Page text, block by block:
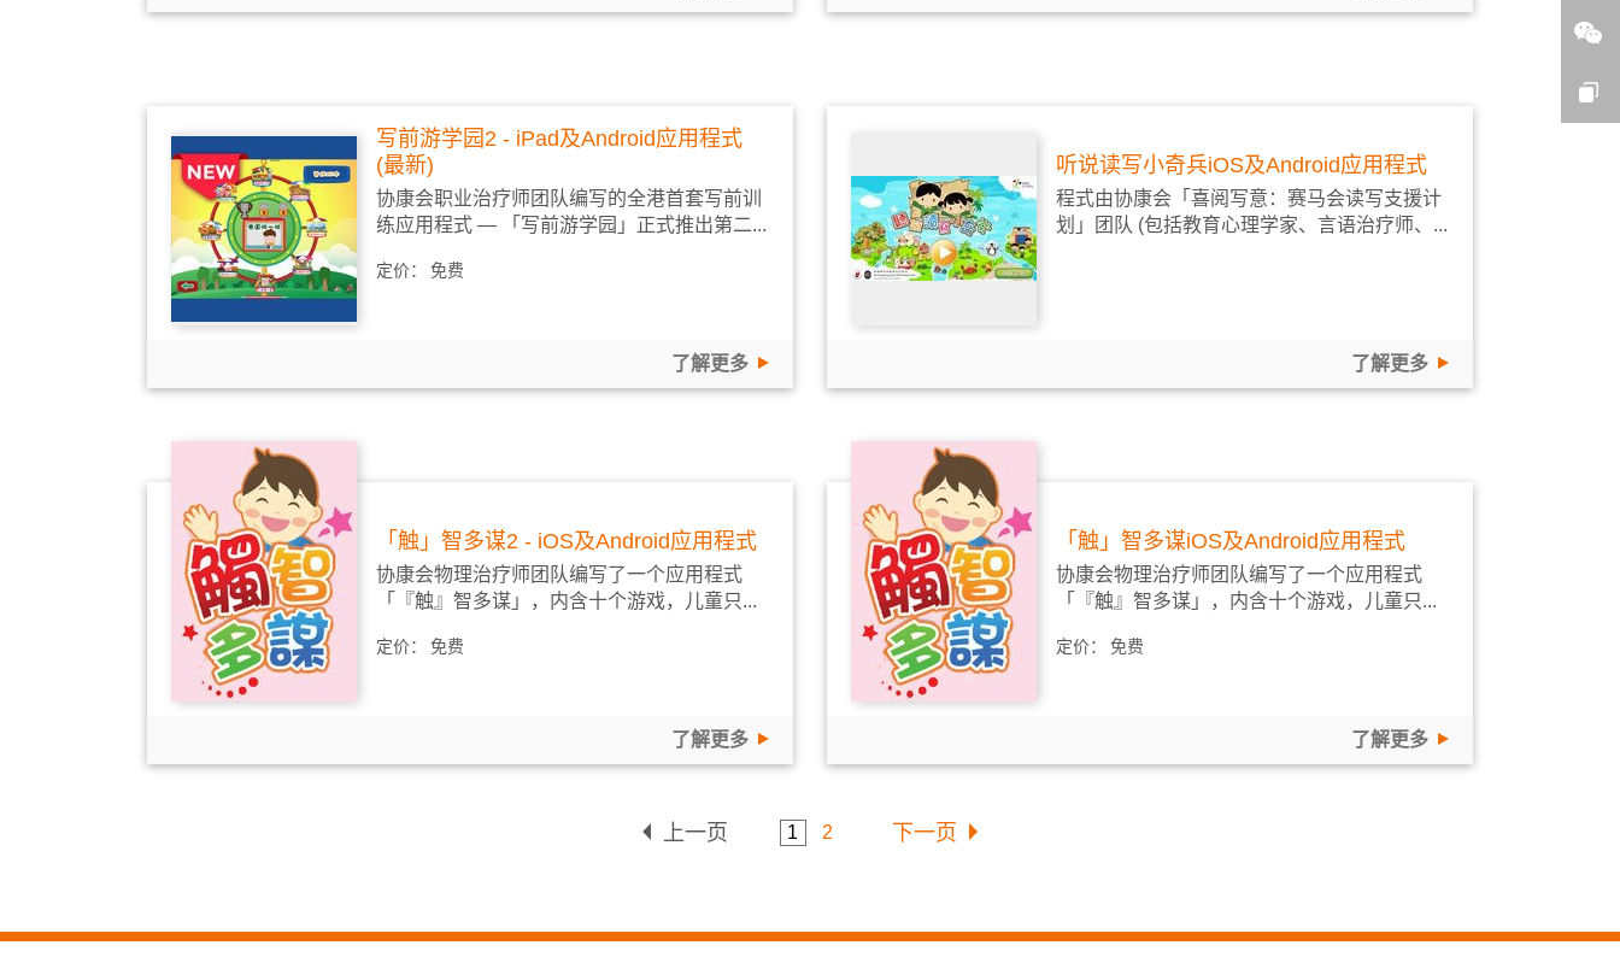
写前游学园2 - iPad及Android应用程式
(最新)
协康会职业治疗师团队编写的全港首套写前训
练应用程式 ― 「写前游学园」正式推出第二...
定价： 免费
了解更多
听说读写小奇兵iOS及Android应用程式
程式由协康会「喜阅写意：赛马会读写支援计
划」团队 (包括教育心理学家、言语治疗师、...
了解更多
「触」智多谋2 - iOS及Android应用程式
协康会物理治疗师团队编写了一个应用程式
「『触』智多谋」，内含十个游戏，儿童只...
定价： 免费
了解更多
「触」智多谋iOS及Android应用程式
协康会物理治疗师团队编写了一个应用程式
「『触』智多谋」，内含十个游戏，儿童只...
定价： 免费
了解更多
上一页 1 2 下一页